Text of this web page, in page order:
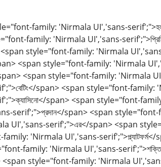
family: 'Nirmala UI','sans-
family: 'Nirmala UI','sans-
style="font-family: 'Nirmala
<span style="font-family: 'Nirmala
<span style="font-family: 'Nirmala
span> <span style="font-family:
span> <span style="font-
serif';">প্রদান</span> <span
UI','sans-serif';">এর</span> <span
family: 'Nirmala UI','sans-
family: 'Nirmala UI','sans-
<span style="font-family: 'Nirmala